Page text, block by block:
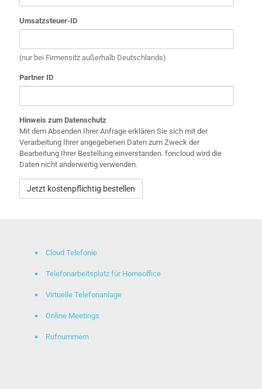
Umsatzsteuer-ID
(nur bei Firmensitz außerhalb Deutschlands)
Partner ID
Hinweis zum Datenschutz
Mit dem Absenden Ihrer Anfrage erklären Sie sich mit der
Verarbeitung Ihrer angegebenen Daten zum Zweck der
Bearbeitung Ihrer Bestellung einverstanden. foncloud wird die
Daten nicht anderweitig verwenden.
Cloud Telefonie
Telefonarbeitsplatz für Homeoffice
Virtuelle Telefonanlage
Online Meetings
Rufnummern